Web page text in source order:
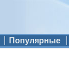
Популярные